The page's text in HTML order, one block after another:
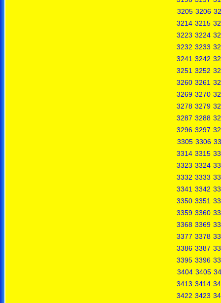
3205 3206
3214 3215
3223 3224
3232 3233
3241 3242
3251 3252
3260 3261
3269 3270
3278 3279
3287 3288
3296 3297
3305 3306
3314 3315
3323 3324
3332 3333
3341 3342
3350 3351
3359 3360
3368 3369
3377 3378
3386 3387
3395 3396
3404 3405
3413 3414
3422 3423